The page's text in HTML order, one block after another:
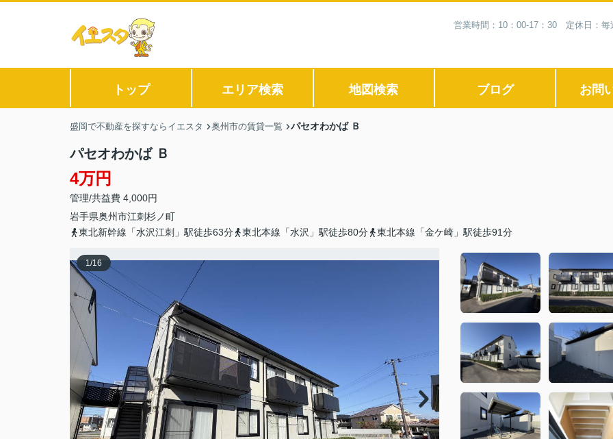
営業時間：10：00-17：30 定休日：毎
トップ エリア検索 地図検索 ブログ お問
盛岡で不動産を探すならイエスタ 奥州市の賃貸一覧 パセオわかば Ｂ
パセオわかば Ｂ
4万円
管理/共益費 4,000円
岩手県奥州市江刺杉ノ町
東北新幹線「水沢江刺」駅徒歩63分
東北本線「水沢」駅徒歩80分 東北本線「金ケ崎」駅徒歩91分
1/16